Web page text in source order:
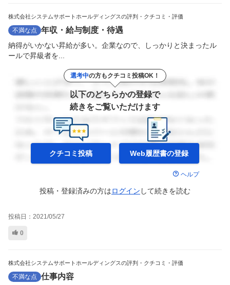
株式会社システムサポートホールディングスの評判・クチコミ・評価
不満な点 年収・給与制度・待遇
納得がいかない昇給が多い。企業なので、しっかりと決まったル
ールで昇級者を...
選考中の方もクチコミ投稿OK！
以下のどちらかの登録で
続きをご覧いただけます
クチコミ投稿 Web履歴書の登録
ヘルプ
投稿・登録済みの方はログイン して続きを読む
投稿日： 2021/05/27
0
株式会社システムサポートホールディングスの評判・クチコミ・評価
不満な点 仕事内容